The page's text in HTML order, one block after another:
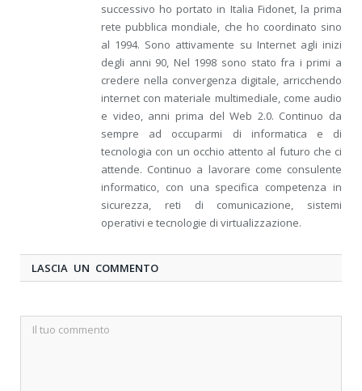
successivo ho portato in Italia Fidonet, la prima
rete pubblica mondiale, che ho coordinato sino
al 1994. Sono attivamente su Internet agli inizi
degli anni 90, Nel 1998 sono stato fra i primi a
credere nella convergenza digitale, arricchendo
internet con materiale multimediale, come audio
e video, anni prima del Web 2.0. Continuo da
sempre ad occuparmi di informatica e di
tecnologia con un occhio attento al futuro che ci
attende. Continuo a lavorare come consulente
informatico, con una specifica competenza in
sicurezza, reti di comunicazione, sistemi
operativi e tecnologie di virtualizzazione.
LASCIA UN COMMENTO